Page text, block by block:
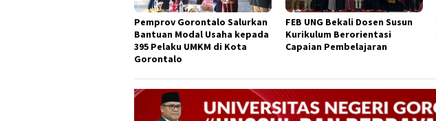
Pemprov Gorontalo Salurkan
Bantuan Modal Usaha kepada
395 Pelaku UMKM di Kota
Gorontalo
FEB UNG Bekali Dosen Susun
Kurikulum Berorientasi
Capaian Pembelajaran